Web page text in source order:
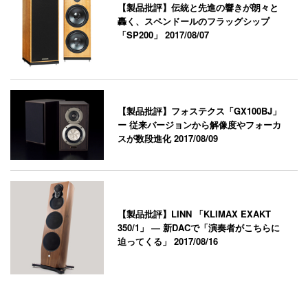
【製品批評】伝統と先進の響きが朗々と
轟く、スペンドールのフラッグシップ
「SP200」2017/08/07
【製品批評】フォステクス「GX100BJ」
ー 従来バージョンから解像度やフォーカ
スが数段進化2017/08/09
【製品批評】LINN 「KLIMAX EXAKT
350/1」 ― 新DACで「演奏者がこちらに
迫ってくる」2017/08/16